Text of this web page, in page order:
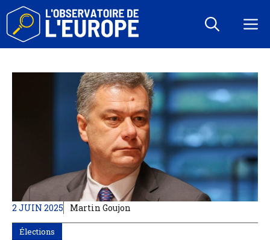
Aller
contenu
2 JUIN 2025 Martin Goujon
Élections